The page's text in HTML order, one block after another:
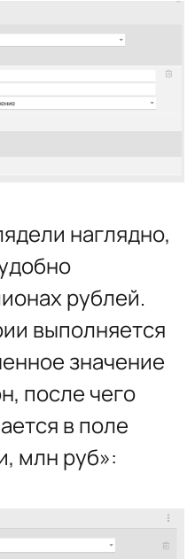
наглядно,
рублей.
выполняется
значение
после чего
в поле
млн руб»: